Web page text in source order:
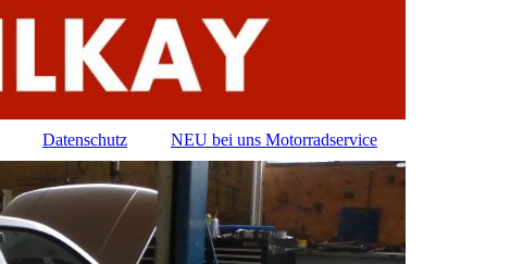
Datenschutz NEU bei uns Motorradservice